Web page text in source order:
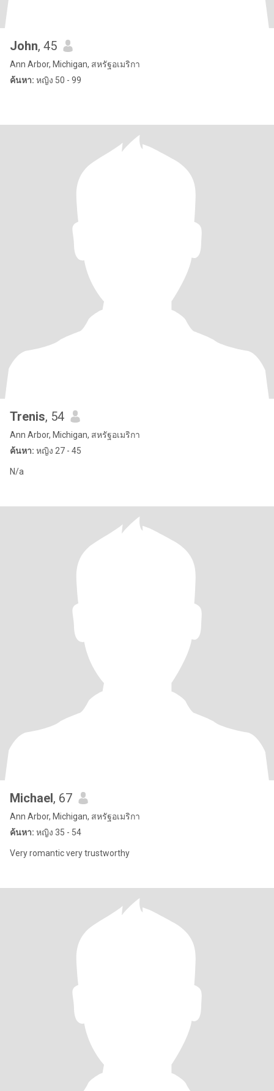
John, 45
Ann Arbor, Michigan, สหรัฐอเมริกา
ค้นหา: หญิง 50 - 99
Trenis, 54
Ann Arbor, Michigan, สหรัฐอเมริกา
ค้นหา: หญิง 27 - 45
N/a
Michael, 67
Ann Arbor, Michigan, สหรัฐอเมริกา
ค้นหา: หญิง 35 - 54
Very romantic very trustworthy